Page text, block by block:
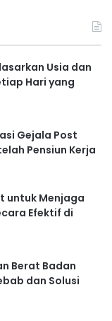
Usia dan
Hari yang
Gejala Post
Pensiun Kerja
untuk Menjaga
Efektif di
Berat Badan
dan Solusi